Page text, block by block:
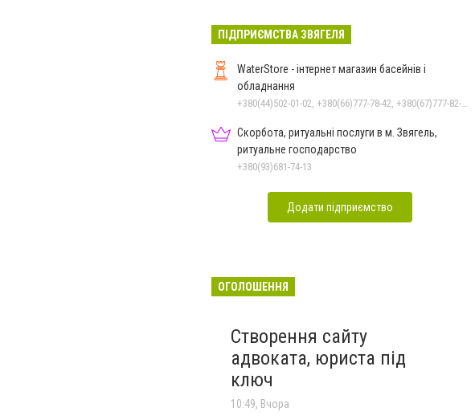
ПІДПРИЄМСТВА ЗВЯГЕЛЯ
WaterStore - інтернет магазин басейнів і
обладнання
+380(44)502-01-02, +380(66)777-78-42, +380(67)777-82-19, +380(67)890-80-80, +380(73)890-80-80, +380(44)502-01-03
Скорбота, ритуальні послуги в м. Звягель,
ритуальне господарство
+380(93)681-74-13
Додати підприємство
ОГОЛОШЕННЯ
Створення сайту
адвоката, юриста під
ключ
10:49, Вчора